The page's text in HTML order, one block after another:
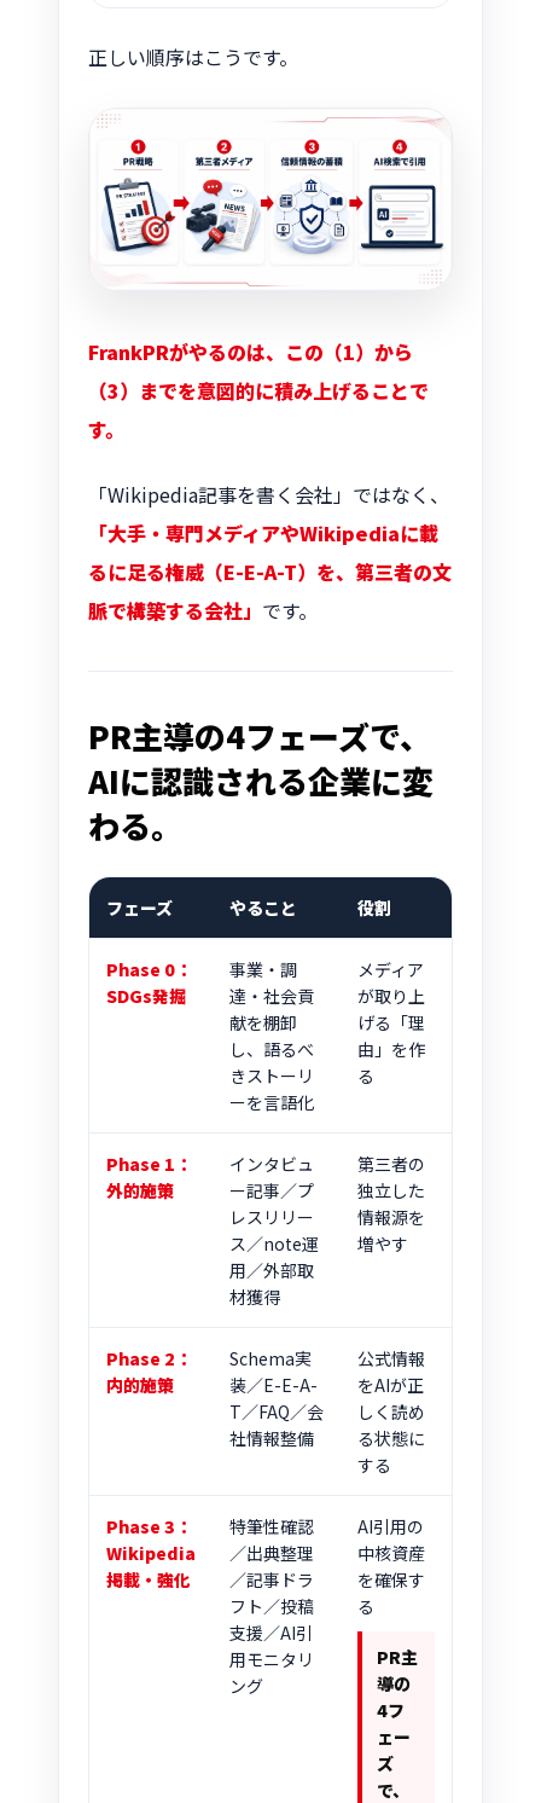
正しい順序はこうです。
FrankPRがやるのは、この（1）から
（3）までを意図的に積み上げることで
す。
「Wikipedia記事を書く会社」ではなく、
「大手・専門メディアやWikipediaに載
るに足る権威（E-E-A-T）を、第三者の文
脈で構築する会社」 です。
PR主導の4フェーズで、
AIに認識される企業に変
わる。
フェーズ やること 役割
Phase 0：
SDGs発掘
事業・調
達・社会貢
献を棚卸
し、語るべ
きストーリ
ーを言語化
メディア
が取り上
げる「理
由」を作
る
Phase 1：
外的施策
インタビュ
ー記事／プ
レスリリー
ス／note運
用／外部取
材獲得
第三者の
独立した
情報源を
増やす
Phase 2：
内的施策
Schema実
装／E-E-A-
T／FAQ／会
社情報整備
公式情報
をAIが正
しく読め
る状態に
する
Phase 3：
Wikipedia
掲載・強化
特筆性確認
／出典整理
／記事ドラ
フト／投稿
支援／AI引
用モニタリ
ング
AI引用の
中核資産
を確保す
る
PR主
導の
4フ
ェー
ズ
で、